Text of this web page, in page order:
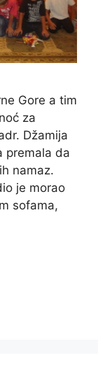
Gore a tim
za
Džamija
premala da
namaz.
je morao
sofama,